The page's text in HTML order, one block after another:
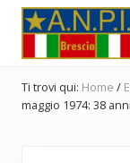
Menu
Passa
contenuto
principale
Passa
alla
barra
laterale
primaria
Passa
pagina
Provinciale
dell'ANPI
Ti trovi qui: Home /
maggio 1974: 38